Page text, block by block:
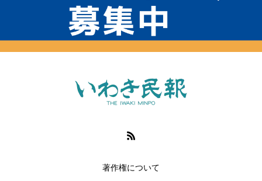
著作権について